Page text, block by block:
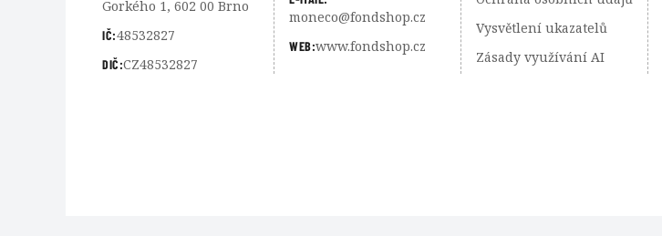
Gorkého 1, 602 00 Brno
IČ:48532827
DIČ:CZ48532827
moneco@fondshop.cz
WEB:www.fondshop.cz
Vysvětlení ukazatelů
Zásady využívání AI